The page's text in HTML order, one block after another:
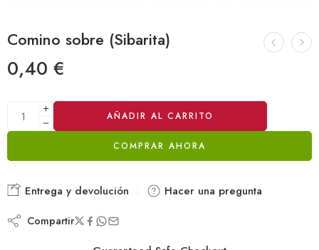
Comino sobre (Sibarita)
0,40 €
AÑADIR AL CARRITO
COMPRAR AHORA
Alternative:
Entrega y devolución Hacer una pregunta
Compartir